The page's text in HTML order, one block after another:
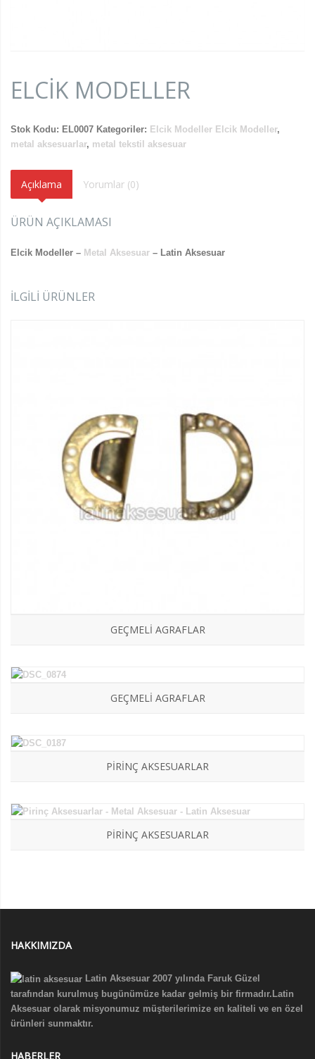
ELCIK MODELLER
Stok Kodu: EL0007 Kategoriler: Elcik Modeller Elcik Modeller,
metal aksesuarlar, metal tekstil aksesuar
Açıklama Yorumlar (0)
ÜRÜN AÇIKLAMASI
Elcik Modeller – Metal Aksesuar – Latin Aksesuar
İLGILI ÜRÜNLER
GEÇMELI AGRAFLAR
GEÇMELI AGRAFLAR
PIRINÇ AKSESUARLAR
PIRINÇ AKSESUARLAR
HAKKIMIZDA
Latin Aksesuar 2007 yılında Faruk Güzel
tarafından kurulmuş bugünümüze kadar gelmiş bir firmadır.Latin
Aksesuar olarak misyonumuz müşterilerimize en kaliteli ve en özel
ürünleri sunmaktır.
HABERLER